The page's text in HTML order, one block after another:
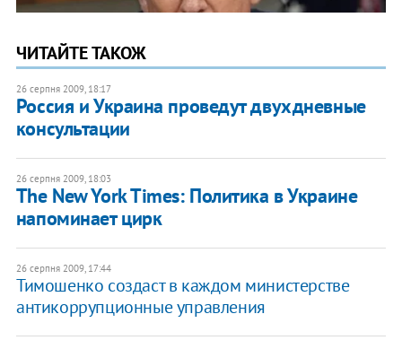
ЧИТАЙТЕ ТАКОЖ
26 серпня 2009, 18:17
Россия и Украина проведут двухдневные
консультации
26 серпня 2009, 18:03
The New York Times: Политика в Украине
напоминает цирк
26 серпня 2009, 17:44
Тимошенко создаст в каждом министерстве
антикоррупционные управления